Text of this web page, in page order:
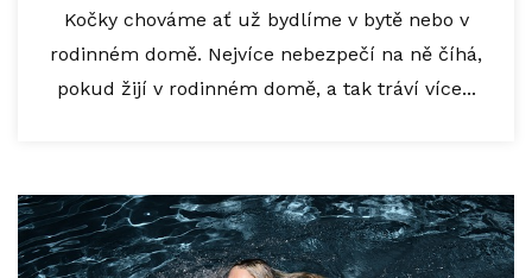
Kočky chováme ať už bydlíme v bytě nebo v
rodinném domě. Nejvíce nebezpečí na ně číhá,
pokud žijí v rodinném domě, a tak tráví více...